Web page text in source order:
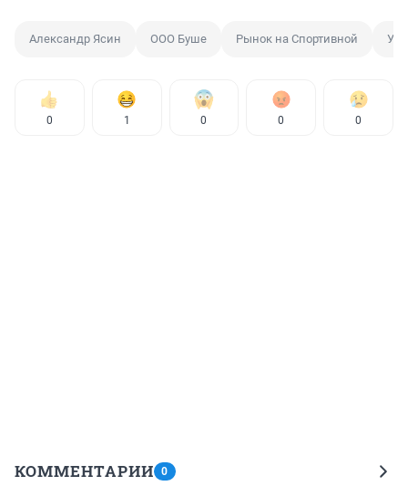
Александр Ясин ООО Буше Рынок на Спортивной
0 1 0 0 0
КОММЕНТАРИИ 0